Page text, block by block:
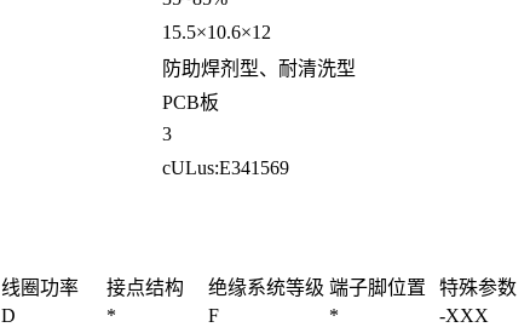
15.5×10.6×12
防助焊剂型、耐清洗型
PCB板
3
cULus:E341569
线圈功率 接点结构 绝缘系统等级 端子脚位置
特殊参数
D * F *
-XXX